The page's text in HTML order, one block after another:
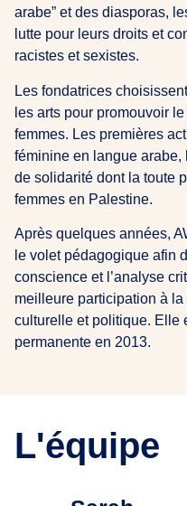
arabe” et des diasporas,
lutte pour leurs droits et
racistes et sexistes.
Les fondatrices
les arts pour promouvoir
femmes. Les premières
féminine en langue arabe,
de solidarité dont la toute
femmes en Palestine.
Après quelques années,
le volet pédagogique afin
conscience et l’analyse
meilleure participation à
culturelle et politique. Elle
permanente en 2013.
L'équipe